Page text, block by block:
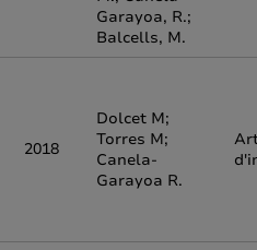
Garayoa, R.;
Balcells, M.
2018
Dolcet M;
Torres M;
Canela-
Garayoa R.